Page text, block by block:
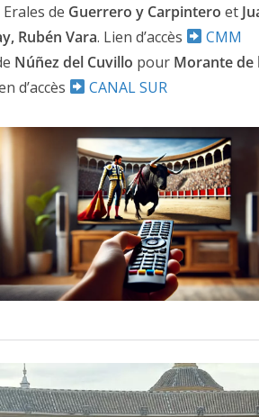
Erales de Guerrero y Carpintero et
Rubén Vara. Lien d’accès
CMM
Núñez del Cuvillo pour Morante de
d’accès CANAL SUR
TAURINES
TAURINES 2026
: au seuil des